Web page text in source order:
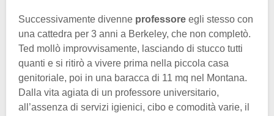
Successivamente divenne professore egli stesso con
una cattedra per 3 anni a Berkeley, che non completò.
Ted mollò improvvisamente, lasciando di stucco tutti
quanti e si ritirò a vivere prima nella piccola casa
genitoriale, poi in una baracca di 11 mq nel Montana.
Dalla vita agiata di un professore universitario,
all’assenza di servizi igienici, cibo e comodità varie, il